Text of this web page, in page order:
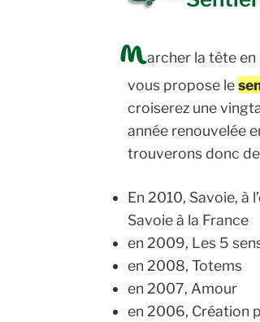
M archer la tête en
vous propose le
croiserez une
année renouvelée
trouverons donc
En 2010, Savoie, à
Savoie à la France
en 2009, Les 5
en 2008, Totems
en 2007, Amour
en 2006, Création